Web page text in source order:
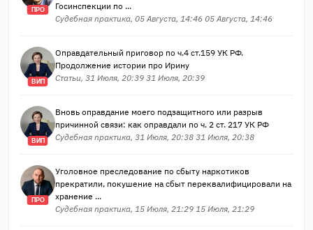
ПРО
Госинспекции по ...
Судебная практика, 05 Августа, 14:46 05 Августа, 14:46
ВИП
Оправдательный приговор по ч.4 ст.159 УК РФ.
Продолжение истории про Ирину
Статьи, 31 Июля, 20:39 31 Июля, 20:39
ВИП
Вновь оправдание моего подзащитного или разрыв
причинной связи: как оправдали по ч. 2 ст. 217 УК РФ
Судебная практика, 31 Июля, 20:38 31 Июля, 20:38
ПРО
Уголовное преследование по сбыту наркотиков
прекратили, покушение на сбыт переквалифицировали на
хранение ...
Судебная практика, 15 Июля, 21:29 15 Июля, 21:29